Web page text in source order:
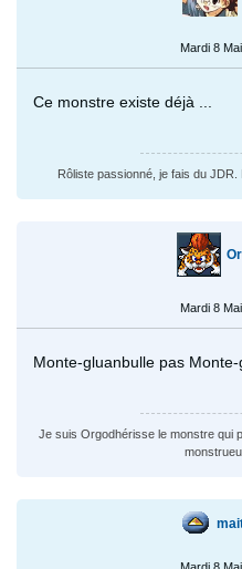
Mardi 8
Ce monstre existe déjà ...
Rôliste passionné, je fais du
Mardi 8
Monte-gluanbulle pas Monte-
Je suis Orgodhérisse le monstre qui